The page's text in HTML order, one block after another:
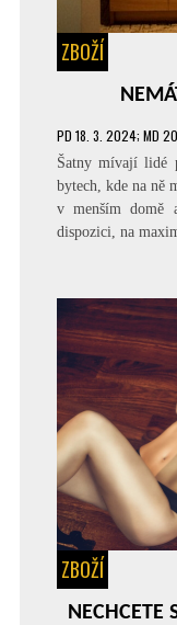
ZBOŽÍ
PD 18. 3. 2024; MD
Šatny mívají lidé
bytech, kde na ně
v menším domě
dispozici, na
ZBOŽÍ
NECHCETE